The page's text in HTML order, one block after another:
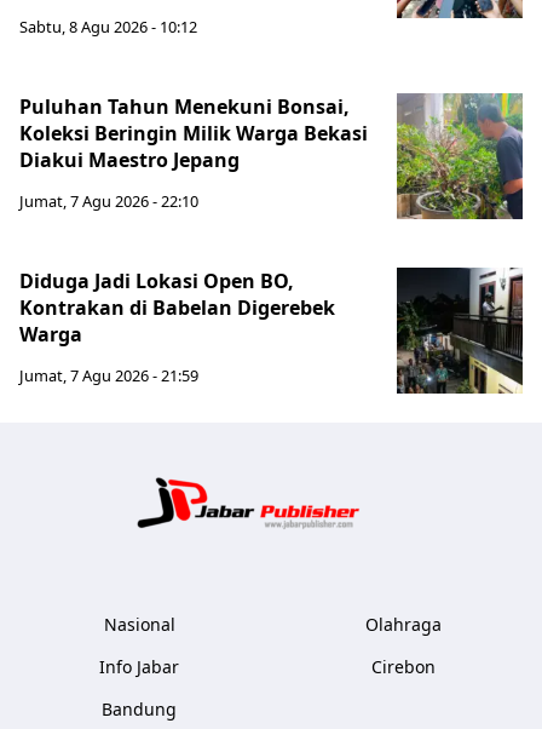
Sabtu, 8 Agu 2026 - 10:12
Puluhan Tahun Menekuni Bonsai,
Koleksi Beringin Milik Warga Bekasi
Diakui Maestro Jepang
Jumat, 7 Agu 2026 - 22:10
Diduga Jadi Lokasi Open BO,
Kontrakan di Babelan Digerebek
Warga
Jumat, 7 Agu 2026 - 21:59
Nasional
Info Jabar
Bandung
Olahraga
Cirebon